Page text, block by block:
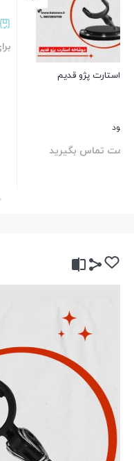
براکت(کله)استارت پیکان فنام
برای قیمت تماس بگیرید